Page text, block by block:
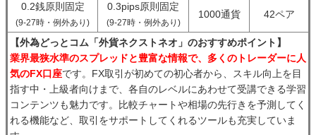
0.2銭原則固定
(9-27時・例外あり)
0.3pips原則固定
(9-27時・例外あり)
1000通貨 42ペア
【外為どっとコム「外貨ネクストネオ」のおすすめポイント】
業界最狭水準のスプレッドと豊富な情報で、多くのトレーダーに人
気のFX口座です。FX取引が初めての初心者から、スキル向上を目
指す中・上級者向けまで、各自のレベルにあわせて受講できる学習
コンテンツも魅力です。比較チャートや相場の先行きを予測してく
れる機能など、取引をサポートしてくれるツールも充実していま